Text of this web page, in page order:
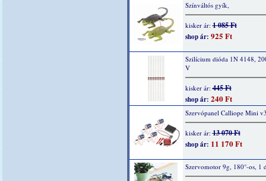
Színváltós gyík,
kisker ár:1 085 Ft
shop ár: 925 Ft
Szilícium dióda 1N 4148,
V
kisker ár:445 Ft
shop ár: 240 Ft
Szervópanel Calliope Mini
kisker ár:13 070 Ft
shop ár: 11 170 Ft
Szervomotor 9g, 180°-os, 1